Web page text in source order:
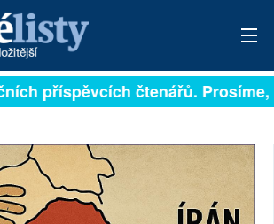
příspěvcích čtenářů. Prosíme,